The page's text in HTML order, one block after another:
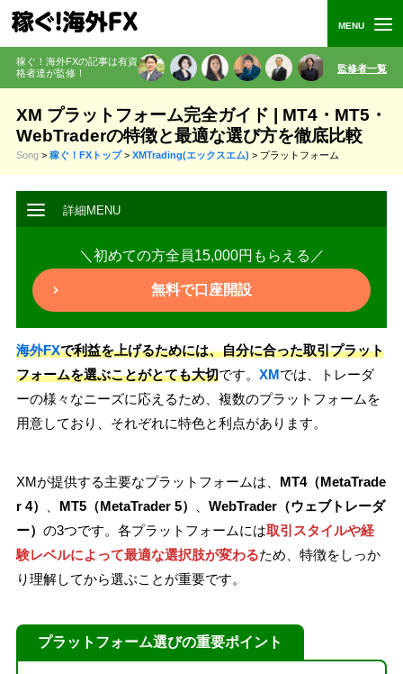
稼ぐ！海外FXの記事は有資
格者達が監修 ！ 監修者一覧
XM プラットフォーム完全ガイド | MT4・MT5・
WebTraderの特徴と最適な選び方を徹底比較
Song > 稼ぐ！FXトップ> XMTrading(エックスエム) > プラットフォーム
＼初めての方全員15,000円もらえる／
無料で口座開設
海外FXで利益を上げるためには、自分に合った取引プラット
フォームを選ぶことがとても大切です。 XM では、トレーダ
ーの様々なニーズに応えるため、複数のプラットフォームを
用意しており、それぞれに特色と利点があります。
XMが提供する主要なプラットフォームは、 MT4（MetaTrade
r 4）
MT5（MetaTrader 5）
WebTrader（ウェブトレーダ
ー） の3つです。各プラットフォームには取引スタイルや経
験レベルによって最適な選択肢が変わるため、特徴をしっか
り理解してから選ぶことが重要です。
プラットフォーム選びの重要ポイント